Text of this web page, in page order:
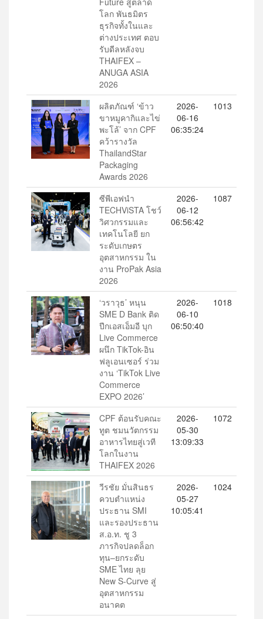
โลก พันธมิตร
ธุรกิจทั้งในและ
ต่างประเทศ ตอบ
รับดีลหลังจบ
THAIFEX –
ANUGA ASIA
2026
ผลิตภัณฑ์ ‘ข้าว
ขาหมูคากิและไข่
พะโล้’ จาก CPF
คว้ารางวัล
ThailandStar
Packaging
Awards 2026
2026-
06-16
06:35:24
1013
ซีพีเอฟนำ
TECHViSTA โชว์
วิศวกรรมและ
เทคโนโลยี ยก
ระดับเกษตร
อุตสาหกรรม ใน
งาน ProPak Asia
2026
2026-
06-12
06:56:42
1087
‘วราวุธ’ หนุน
SME D Bank ติด
ปีกเอสเอ็มอี บุก
Live Commerce
ผนึก TikTok-อิน
ฟลูเอนเซอร์ ร่วม
งาน ‘TikTok Live
Commerce
EXPO 2026’
2026-
06-10
06:50:40
1018
CPF ต้อนรับคณะ
ทูต ชมนวัตกรรม
อาหารไทยสู่เวที
โลกในงาน
THAIFEX 2026
2026-
05-30
13:09:33
1072
วีรชัย มั่นสินธร
ควบตำแหน่ง
ประธาน SMI
และรองประธาน
ส.อ.ท. ชู 3
ภารกิจปลดล็อก
ทุน–ยกระดับ
SME ไทย ลุย
New S-Curve สู่
อุตสาหกรรม
อนาคต
2026-
05-27
10:05:41
1024